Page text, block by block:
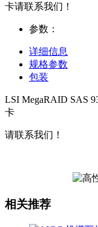
卡请联系我们！
参数：
详细信息
规格参数
包装
LSI MegaRAID SAS
卡
请联系我们！
相关推荐